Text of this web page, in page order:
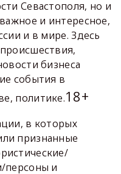
Севастополя, но и
и интересное,
и в мире. Здесь
бизнеса
события в
политике.18+
в которых
признанные
персоны и